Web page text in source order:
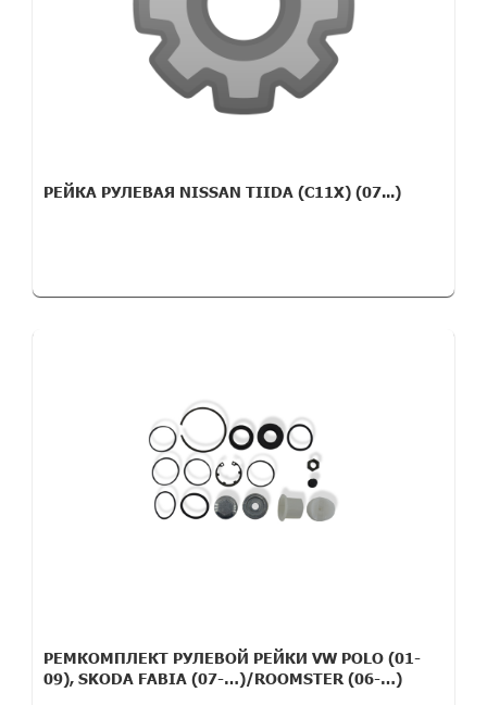
РЕЙКА РУЛЕВАЯ NISSAN TIIDA (C11X) (07...)
РЕМКОМПЛЕКТ РУЛЕВОЙ РЕЙКИ VW POLO (01-
09), SKODA FABIA (07-…)/ROOMSTER (06-…)